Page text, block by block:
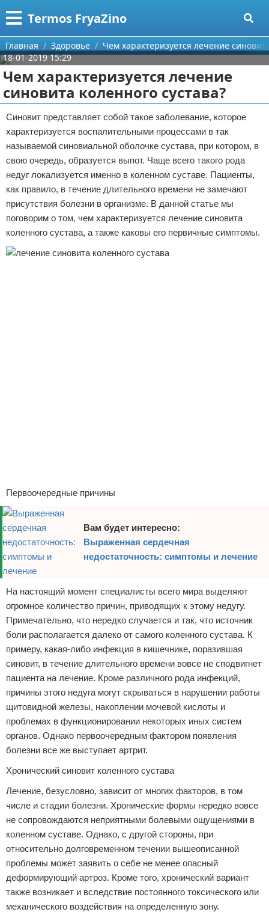
Termos FryaZino
Меню
Главная
Категории
Программирование
Дом и семья
Автомобили
Строительство и ремонт
Здоровье
Компьютеры
Личность
Поиск
О проекте
Контакты
Сотрудничество
Размещение рекламы
Для правообладателей
Условия предоставления информации
Главная Здоровье
Чем характеризуется лечение
18-01-2019 15:29
Чем характеризуется лечение
синовита коленного сустава?
Синовит представляет собой такое заболевание, которое
характеризуется воспалительными процессами в так
называемой синовиальной оболочке сустава, при котором, в
свою очередь, образуется выпот. Чаще всего такого рода
недуг локализуется именно в коленном суставе. Пациенты,
как правило, в течение длительного времени не замечают
присутствия болезни в организме. В данной статье мы
поговорим о том, чем характеризуется лечение синовита
коленного сустава, а также каковы его первичные симптомы.
Первоочередные причины
Вам будет интересно:
Выраженная сердечная
недостаточность: симптомы и лечение
На настоящий момент специалисты всего мира выделяют
огромное количество причин, приводящих к этому недугу.
Примечательно, что нередко случается и так, что источник
боли располагается далеко от самого коленного сустава. К
примеру, какая-либо инфекция в кишечнике, поразившая
синовит, в течение длительного времени вовсе не сподвигнет
пациента на лечение. Кроме различного рода инфекций,
причины этого недуга могут скрываться в нарушении работы
щитовидной железы, накоплении мочевой кислоты и
проблемах в функционировании некоторых иных систем
органов. Однако первоочередным фактором появления
болезни все же выступает артрит.
Хронический синовит коленного сустава
Лечение, безусловно, зависит от многих факторов, в том
числе и стадии болезни. Хронические формы нередко вовсе
не сопровождаются неприятными болевыми ощущениями в
коленном суставе. Однако, с другой стороны, при
относительно долговременном течении вышеописанной
проблемы может заявить о себе не менее опасный
деформирующий артроз. Кроме того, хронический вариант
также возникает и вследствие постоянного токсического или
механического воздействия на определенную зону.